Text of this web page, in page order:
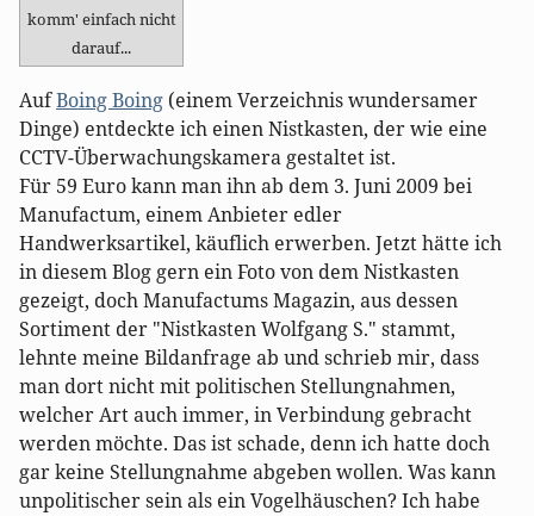
komm' einfach nicht
darauf...
AufBoing Boing (einem Verzeichnis wundersamer
Dinge) entdeckte ich einen Nistkasten, der wie eine
CCTV-Überwachungskamera gestaltet ist.
Für 59 Euro kann man ihn ab dem 3. Juni 2009 bei
Manufactum, einem Anbieter edler
Handwerksartikel, käuflich erwerben. Jetzt hätte ich
in diesem Blog gern ein Foto von dem Nistkasten
gezeigt, doch Manufactums Magazin, aus dessen
Sortiment der "Nistkasten Wolfgang S." stammt,
lehnte meine Bildanfrage ab und schrieb mir, dass
man dort nicht mit politischen Stellungnahmen,
welcher Art auch immer, in Verbindung gebracht
werden möchte. Das ist schade, denn ich hatte doch
gar keine Stellungnahme abgeben wollen. Was kann
unpolitischer sein als ein Vogelhäuschen? Ich habe